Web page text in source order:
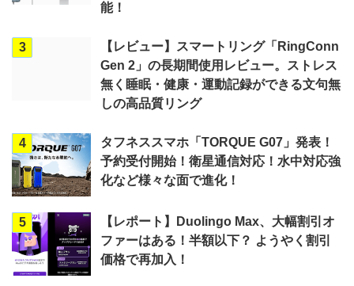
能！
3
【レビュー】スマートリング「RingConn
Gen 2」の長期間使用レビュー。ストレス
無く睡眠・健康・運動記録ができる文句無
しの高品質リング
4
タフネススマホ「TORQUE G07」発表！
予約受付開始！衛星通信対応！水中対応強
化など様々な面で進化！
5
【レポート】Duolingo Max、大幅割引オ
ファーはある！半額以下？ ようやく割引
価格で再加入！